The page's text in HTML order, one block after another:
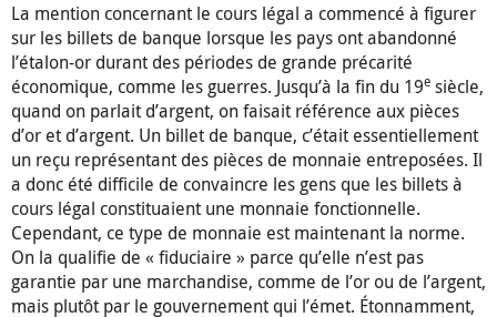
La mention concernant le cours légal a commencé à figurer
sur les billets de banque lorsque les pays ont abandonné
l’étalon-or durant des périodes de grande précarité
économique, comme les guerres. Jusqu’à la fin du 19e siècle,
quand on parlait d’argent, on faisait référence aux pièces
d’or et d’argent. Un billet de banque, c’était essentiellement
un reçu représentant des pièces de monnaie entreposées. Il
a donc été difficile de convaincre les gens que les billets à
cours légal constituaient une monnaie fonctionnelle.
Cependant, ce type de monnaie est maintenant la norme.
On la qualifie de « fiduciaire » parce qu’elle n’est pas
garantie par une marchandise, comme de l’or ou de l’argent,
mais plutôt par le gouvernement qui l’émet. Étonnamment,